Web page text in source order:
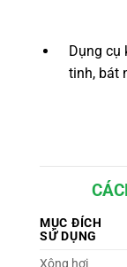
Dụng cụ
tinh, bát
MỤC ĐÍCH
SỬ DỤNG
Xông hơi